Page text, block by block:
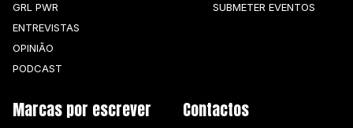
GRL PWR
ENTREVISTAS
OPINIÃO
PODCAST
SUBMETER EVENTOS
Marcas por escrever Contactos